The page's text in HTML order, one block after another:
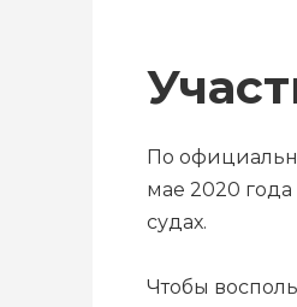
По
мае 2020 года
судах.
Чтобы